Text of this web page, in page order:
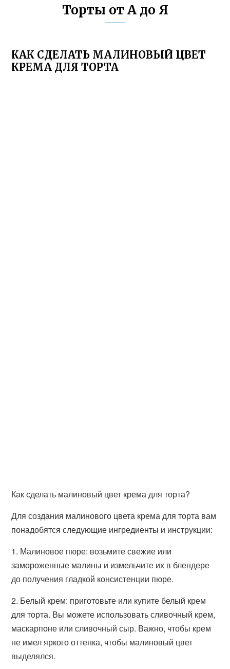
Торты от А до Я
КАК СДЕЛАТЬ МАЛИНОВЫЙ ЦВЕТ
КРЕМА ДЛЯ ТОРТА
Как сделать малиновый цвет крема для торта?
Для создания малинового цвета крема для торта вам
понадобятся следующие ингредиенты и инструкции:
1. Малиновое пюре: возьмите свежие или
замороженные малины и измельчите их в блендере
до получения гладкой консистенции пюре.
2. Белый крем: приготовьте или купите белый крем
для торта. Вы можете использовать сливочный крем,
маскарпоне или сливочный сыр. Важно, чтобы крем
не имел яркого оттенка, чтобы малиновый цвет
выделялся.